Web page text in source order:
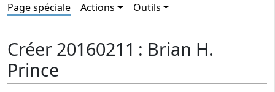
Page spéciale Actions Outils
Créer 20160211 : Brian H.
Prince